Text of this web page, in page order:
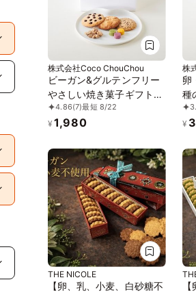
株式会社Coco ChouChou
ビーガン&グルテンフリー
やさしい焼き菓子ギフト
（小） ※卵、乳製品、小麦
粉、白砂糖不使用 《ヴィ
ンフリー》
4.86(7)最短 8/22
¥ 1,980
株
卵
種
《
《
¥
THE NICOLE
【卵、乳、小麦、白砂糖不